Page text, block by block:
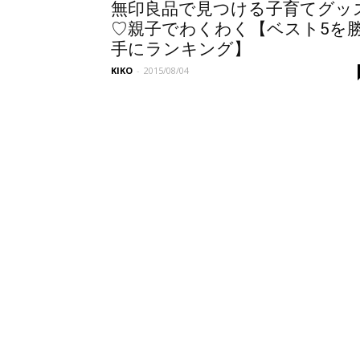
無印良品で見つける子育てグッ
♡親子でわくわく【ベスト5を
手にランキング】
KIKO - 2015/08/04